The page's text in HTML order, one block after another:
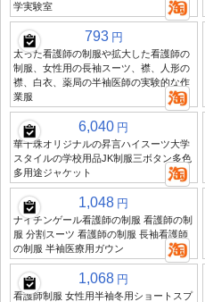
学実験室
793 円
太った看護師の制服や拡大した看護師の
制服、女性用の長袖スーツ、襟、人形の
襟、白衣、薬局の半袖医師の実験的な作
業服
6,040 円
華千珠オリジナルの昇言ハイスーツ大学
スタイルの学校用品JK制服三ボタン多色
多用途ジャケット
1,048 円
ナイチンゲール看護師の制服 看護師の制
服 分割スーツ 看護師の制服 長袖看護師
の制服 半袖医療用ガウン
1,068 円
看護師制服 女性用半袖冬用ショートスプ